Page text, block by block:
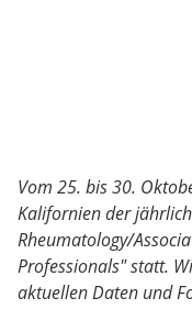
Vom 25. bis 30.
Kalifornien der
Rheumatology/
Professionals" statt.
aktuellen Daten und